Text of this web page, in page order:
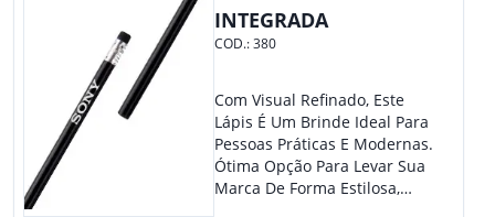
INTEGRADA
COD.:380
Com Visual Refinado, Este
Lápis É Um Brinde Ideal Para
Pessoas Práticas E Modernas.
Ótima Opção Para Levar Sua
Marca De Forma Estilosa,